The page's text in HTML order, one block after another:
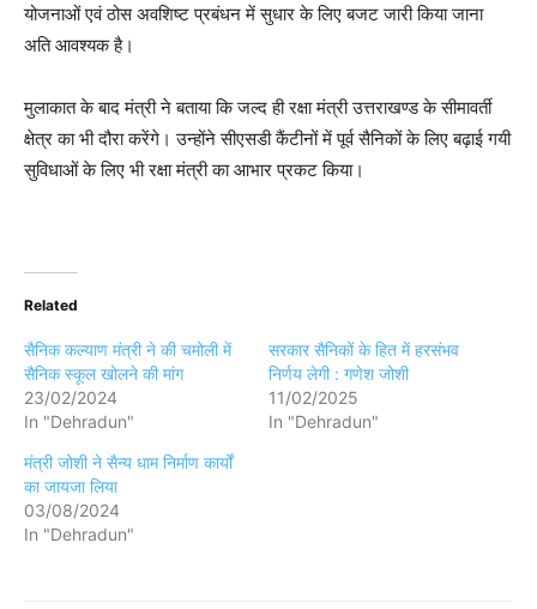
योजनाओं एवं ठोस अवशिष्ट प्रबंधन में सुधार के लिए बजट जारी किया जाना
अति आवश्यक है।
मुलाकात के बाद मंत्री ने बताया कि जल्द ही रक्षा मंत्री उत्तराखण्ड के सीमावर्ती
क्षेत्र का भी दौरा करेंगे। उन्होंने सीएसडी कैंटीनों में पूर्व सैनिकों के लिए बढ़ाई गयी
सुविधाओं के लिए भी रक्षा मंत्री का आभार प्रकट किया।
Related
सैनिक कल्याण मंत्री ने की चमोली में
सैनिक स्कूल खोलने की मांग
23/02/2024
In "Dehradun"
सरकार सैनिकों के हित में हरसंभव
निर्णय लेगी : गणेश जोशी
11/02/2025
In "Dehradun"
मंत्री जोशी ने सैन्य धाम निर्माण कार्यों
का जायजा लिया
03/08/2024
In "Dehradun"